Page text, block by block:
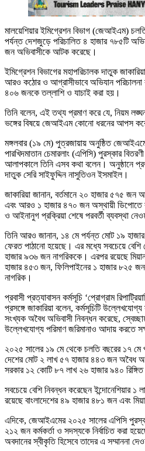
মালয়েশিয়ার ইমিগ্রেশন বিভাগ (জেআইএম)
পর্যন্ত দেশজুড়ে পরিচালিত ৪ হাজার ৭৮৫টি
জন অভিবাসীকে আটক করেছে।
ইমিগ্রেশন বিভাগের মহাপরিচালক দাতুক
আরও কঠোর ও আগ্রাসীভাবে অভিযান
৪০৬ জনকে তল্লাশি ও যাচাই করা হয়।
তিনি বলেন, এই তথ্য প্রমাণ করে যে, নিয়ম
ভঙ্গের বিষয়ে জেআইএম কোনো ধরনের আপস
মঙ্গলবার (১৯ মে) পুত্রজায়ায় অনুষ্ঠিত
পারখিদমাতান চেমারলাং (এপিসি) পুরস্কার বিতরণী
আলাপকালে তিনি এসব কথা বলেন। অনুষ্ঠানে
দাতুক সেরি সাইফুদ্দিন নাসুতিওন ইসমাইল।
জাকারিয়া জানান, বর্তমানে ২০ হাজার ৫৭৫
এবং আরও ১ হাজার ৪৭০ জন অস্থায়ী ডিপোতে
ও আইনানুগ প্রক্রিয়া শেষে পরবর্তী ব্যবস্থা
তিনি আরও জানান, ১৪ মে পর্যন্ত মোট ১৯
ফেরত পাঠানো হয়েছে। এর মধ্যে সবচেয়ে বেশি
হাজার ৯৩৬ জন নাগরিককে। এরপর রয়েছে
হাজার ৪৫৩ জন, ফিলিপাইনের ১ হাজার ৮২৫
নাগরিক।
প্রবাসী প্রত্যাবাসন কর্মসূচি ‘প্রোগ্রাম
প্রসঙ্গে জাকারিয়া বলেন, কর্মসূচিটি
সংখ্যক অবৈধ অভিবাসী নিবন্ধন করেছে,
উল্লেখযোগ্য পরিমাণ জরিমানাও আদায় করতে
২০২৫ সালের ১৯ মে থেকে চলতি বছরের ১৭ মে
দেশের মোট ২ লাখ ৫৭ হাজার ৪৪৩ জন অবৈধ
সরকার ১২ কোটি ৮৭ লাখ ২৬ হাজার ৯৪০
সবচেয়ে বেশি নিবন্ধন করেছেন ইন্দোনেশিয়ার
রয়েছে বাংলাদেশের ৪৯ হাজার ৪৮১ জন এবং
এদিকে, জেআইএমের ২০২৫ সালের এপিসি
২১২ জন কর্মকর্তা ও সদস্যকে নির্বাচিত করা
অবদানের স্বীকৃতি হিসেবে তাদের এ সম্মাননা